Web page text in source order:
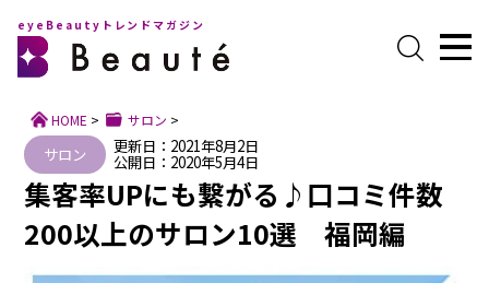
eyeBeautyトレンドマガジン
HOME > サロン >
サロン 更新日：2021年8月2日
公開日：2020年5月4日
集客率UPにも繋がる♪口コミ件数
200以上のサロン10選 福岡編